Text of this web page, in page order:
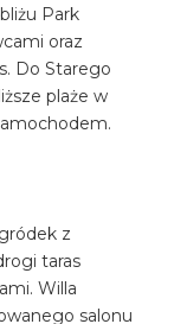
Park
oraz
Do Starego
plaże w
z
taras
Willa
salonu